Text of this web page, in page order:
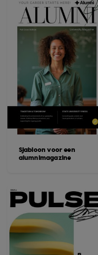
Sjabloon voor een
alumnimagazine